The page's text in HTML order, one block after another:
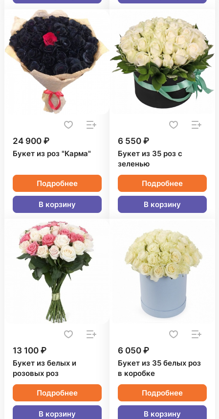
24 900 ₽
Букет из роз "Карма"
Подробнее
В корзину
6 550 ₽
Букет из 35 роз с
зеленью
Подробнее
В корзину
13 100 ₽
Букет из белых и
розовых роз
Подробнее
В корзину
6 050 ₽
Букет из 35 белых роз
в коробке
Подробнее
В корзину